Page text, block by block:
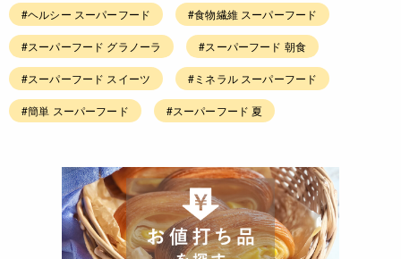
#ヘルシー スーパーフード #食物繊維 スーパーフード
#スーパーフード グラノーラ #スーパーフード 朝食
#スーパーフード スイーツ #ミネラル スーパーフード
#簡単 スーパーフード #スーパーフード 夏